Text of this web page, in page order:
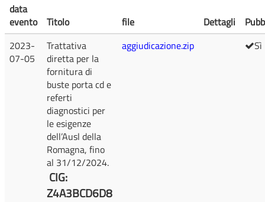
data
evento
Titolo file Dettagli
2023-
07-05
Trattativa
diretta per la
fornitura di
buste porta cd e
referti
diagnostici per
le esigenze
dell’Ausl della
Romagna, fino
al 31/12/2024.
CIG:
Z4A3BCD6D8
aggiudicazione.zip Sì